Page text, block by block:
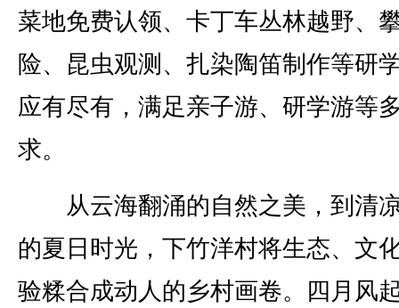
菜地免费认领、卡丁车丛林越野、
险、昆虫观测、扎染陶笛制作等研
应有尽有，满足亲子游、研学游等
求。
从云海翻涌的自然之美，到清
的夏日时光，下竹洋村将生态、文
验糅合成动人的乡村画卷。四月风